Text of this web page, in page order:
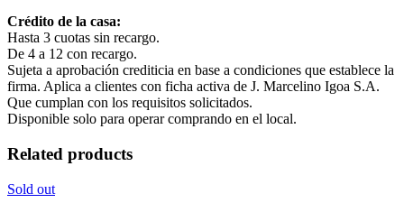
Crédito de la casa:
Hasta 3 cuotas sin recargo.
De 4 a 12 con recargo.
Sujeta a aprobación crediticia en base a condiciones que establece la
firma. Aplica a clientes con ficha activa de J. Marcelino Igoa S.A.
Que cumplan con los requisitos solicitados.
Disponible solo para operar comprando en el local.
Related products
Sold out